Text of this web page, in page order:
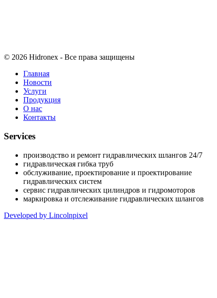
© 2026 Hidronex - Все права защищены
Главная
Новости
Услуги
Продукция
О нас
Контакты
Services
производство и ремонт гидравлических шлангов 24/7
гидравлическая гибка труб
обслуживание, проектирование и проектирование
гидравлических систем
сервис гидравлических цилиндров и гидромоторов
маркировка и отслеживание гидравлических шлангов
Developed by Lincolnpixel